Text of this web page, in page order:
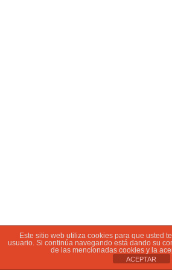
Este sitio web utiliza cookies para que usted
usuario. Si continúa navegando está dando su
de las mencionadas cookies y la
ACEPTAR